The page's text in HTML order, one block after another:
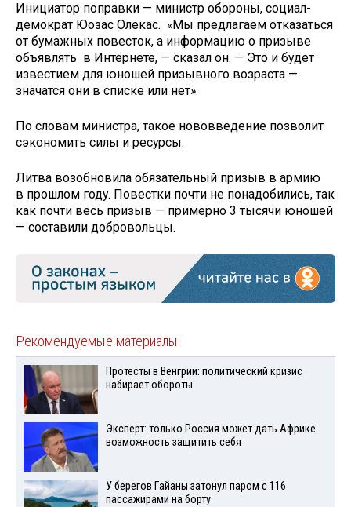
Инициатор поправки — министр обороны, социал-
демократ Юозас Олекас. «Мы предлагаем отказаться
от бумажных повесток, а информацию о призыве
объявлять в Интернете, — сказал он. — Это и будет
известием для юношей призывного возраста —
значатся они в списке или нет».
По словам министра, такое нововведение позволит
сэкономить силы и ресурсы.
Литва возобновила обязательный призыв в армию
в прошлом году. Повестки почти не понадобились, так
как почти весь призыв — примерно 3 тысячи юношей
— составили добровольцы.
Рекомендуемые материалы
Протесты в Венгрии: политический кризис
набирает обороты
Эксперт: только Россия может дать Африке
возможность защитить себя
У берегов Гайаны затонул паром с 116
пассажирами на борту